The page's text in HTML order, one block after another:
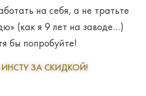
на себя, а не тратьте
(как я 9 лет на заводе…)
бы попробуйте!
ИНСТУ ЗА СКИДКОЙ!